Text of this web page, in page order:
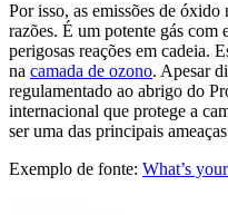
Por isso, as emissões de
razões. É um potente gás com
perigosas reações em cadeia.
na camada de ozono. Apesar
regulamentado ao abrigo do
internacional que protege a
ser uma das principais
Exemplo de fonte: What’s